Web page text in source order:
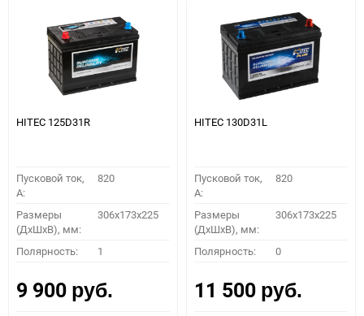
HITEC 125D31R
Пусковой ток,
A:
820
Размеры
(ДхШхВ), мм:
306x173x225
Полярность: 1
9 900 руб.
HITEC 130D31L
Пусковой ток,
A:
820
Размеры
(ДхШхВ), мм:
306x173x225
Полярность: 0
11 500 руб.